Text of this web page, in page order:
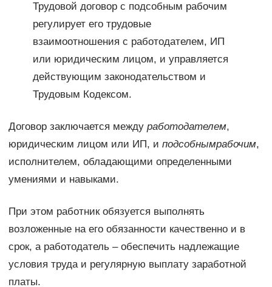
Трудовой договор с подсобным рабочим
регулирует его трудовые
взаимоотношения с работодателем, ИП
или юридическим лицом, и управляется
действующим законодательством и
Трудовым Кодексом.
Договор заключается между работодателем,
юридическим лицом или ИП, и подсобнымрабочим,
исполнителем, обладающими определенными
умениями и навыками.
При этом работник обязуется выполнять
возложенные на его обязанности качественно и в
срок, а работодатель – обеспечить надлежащие
условия труда и регулярную выплату заработной
платы.